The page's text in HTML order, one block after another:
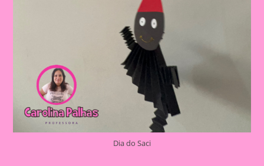
Dia do Saci